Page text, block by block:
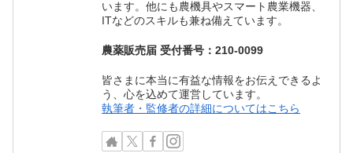
います。他にも農機具やスマート農業機器、
ITなどのスキルも兼ね備えています。
農薬販売届 受付番号：210-0099
皆さまに本当に有益な情報をお伝えできるよ
う、心を込めて運営しています。
執筆者・監修者の詳細についてはこちら